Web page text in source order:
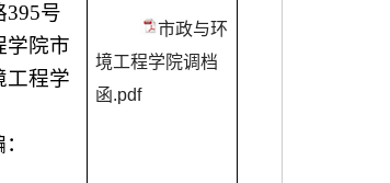
395号
学院市
工程学
市政与环
境工程学院调档
函.pdf